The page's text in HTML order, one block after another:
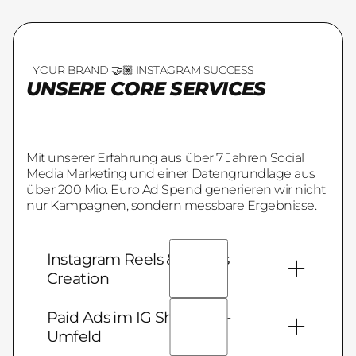
YOUR BRAND 🤝🏽 INSTAGRAM SUCCESS
UNSERE CORE SERVICES
Mit unserer Erfahrung aus über 7 Jahren Social
Media Marketing und einer Datengrundlage aus
über 200 Mio. Euro Ad Spend generieren wir nicht
nur Kampagnen, sondern messbare Ergebnisse.
Instagram Reels & Stories
Creation
und über 40 Creative Designern liefert
Mawave wirkungsstarke Grafiken, Videos
und mehr für deine Social Media
Paid Ads im IG Shopping-
Umfeld